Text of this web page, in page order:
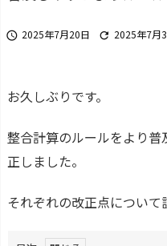
 2025年7月20日  2025年7月
お久しぶりです。
整合計算のルールをより
正しました。
それぞれの改正点について